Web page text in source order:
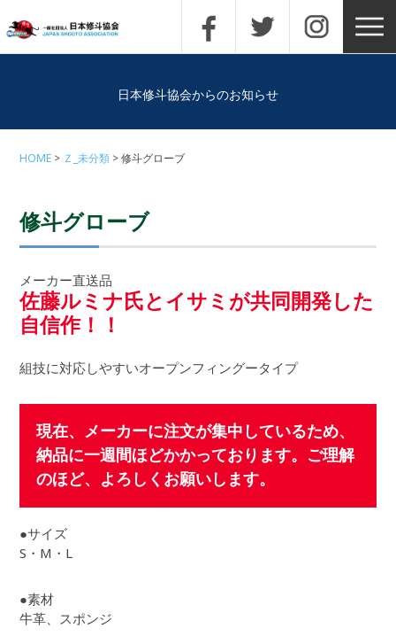
日本修斗協会からのお知らせ
HOME Ｚ_未分類 修斗グローブ
修斗グローブ
メーカー直送品
佐藤ルミナ氏とイサミが共同開発した
自信作！！
組技に対応しやすいオープンフィングータイプ
現在、メーカーに注文が集中しているため、
納品に一週間ほどかかっております。ご理解
のほど、よろしくお願いします。
●サイズ
S・M・L
●素材
牛革、スポンジ